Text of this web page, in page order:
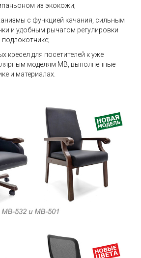
из экокожи;
с функцией качания, сильным
и удобным рычагом регулировки
кресел для посетителей к уже
моделям MB, выполненные
и материалах.